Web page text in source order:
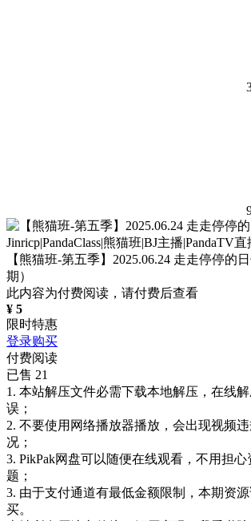
【熊猫班-第五季】2025.06.24 走走停停的
期）
此内容为付费阅读，请付费后查看
¥ 5
限时特惠
登录购买
付费阅读
已售 21
1. 本站解压文件必需下载本地解压，在线
误；
2. 不要使用网络播放器播放，会出现视频
况；
3. PikPak网盘可以随便在线观看，不用担
题；
3. 由于支付通道有最低金额限制，本期资
买。